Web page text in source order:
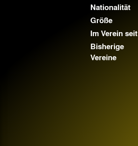
Nationalität
Größe
Im Verein seit
Bisherige
Vereine